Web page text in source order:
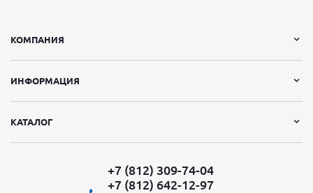
КОМПАНИЯ
ИНФОРМАЦИЯ
КАТАЛОГ
+7 (812) 309-74-04
+7 (812) 642-12-97